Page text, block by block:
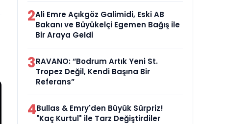
2Ali Emre Açıkgöz Galimidi, Eski AB
Bakanı ve Büyükelçi Egemen Bağış ile
Bir Araya Geldi
3RAVANO: “Bodrum Artık Yeni St.
Tropez Değil, Kendi Başına Bir
Referans”
4Bullas & Emry'den Büyük Sürpriz!
"Kaç Kurtul" ile Tarz Değiştirdiler